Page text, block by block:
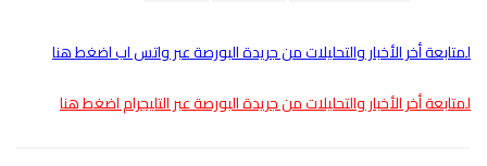
لمتابعة أخر الأخبار والتحليلات من جريدة البورصة عبر واتس اب اضغط هنا
لمتابعة أخر الأخبار والتحليلات من جريدة البورصة عبر التليجرام اضغط هنا